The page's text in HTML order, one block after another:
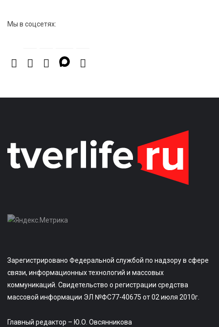
Мы в соцсетях:
Зарегистрировано Федеральной службой по надзору в сфере
связи, информационных технологий и массовых
коммуникаций. Свидетельство о регистрации средства
массовой информации ЭЛ №ФС77-40675 от 02 июля 2010г.
Главный редактор – Ю.О. Овсянникова